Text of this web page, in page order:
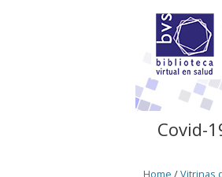
Covid-
Home /Vitrinas